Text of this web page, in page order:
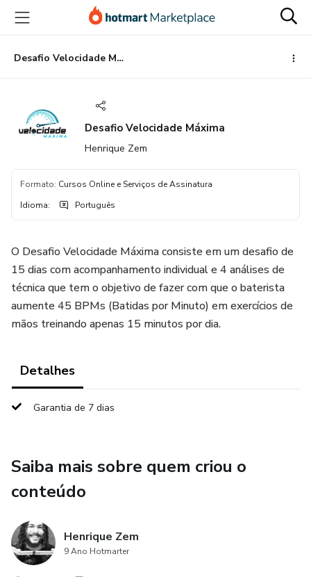
para
conteúdo
principal
para
pagamento
para
rodapé
Desafio Velocidade Máxima
Desafio Velocidade Máxima
Henrique Zem
Formato: Cursos Online e Serviços de Assinatura
Idioma: Português
O Desafio Velocidade Máxima consiste em um desafio de
15 dias com acompanhamento individual e 4 análises de
técnica que tem o objetivo de fazer com que o baterista
aumente 45 BPMs (Batidas por Minuto) em exercícios de
mãos treinando apenas 15 minutos por dia.
Detalhes
Garantia de 7 dias
Saiba mais sobre quem criou o
conteúdo
Henrique Zem
9 Ano Hotmarter